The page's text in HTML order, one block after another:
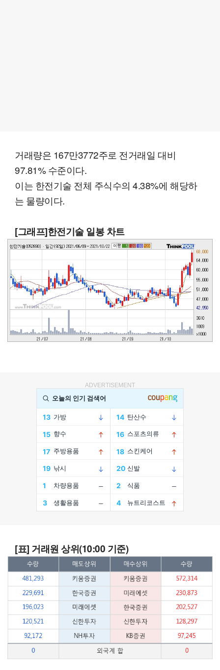
거래량은 167만3772주로 전거래일 대비
97.81% 수준이다.
이는 한전기술 전체 주식수의 4.38%에 해당하
는 물량이다.
[그래프]한전기술 일봉 차트
ADVERTISEMENT
[표] 거래원 상위(10:00 기준)